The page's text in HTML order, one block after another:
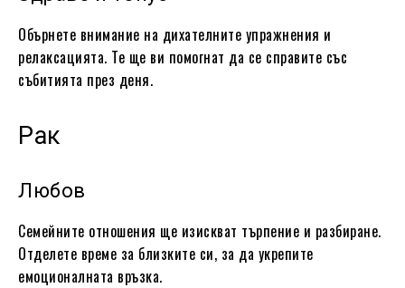
Обърнете внимание на дихателните упражнения и
релаксацията. Те ще ви помогнат да се справите със
събитията през деня.
Рак
Любов
Семейните отношения ще изискват търпение и разбиране.
Отделете време за близките си, за да укрепите
емоционалната връзка.